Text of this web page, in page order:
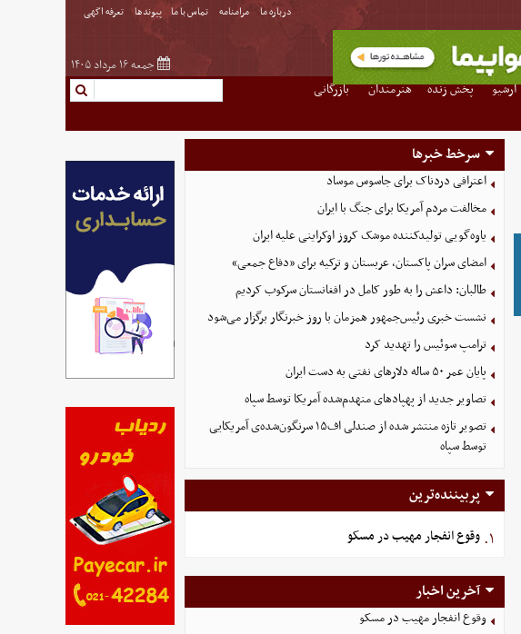
درباره ما مرامنامه تماس با ما پیوندها تعرفه اگهی
جمعه ۱۶ مرداد ۱۴۰۵
آرشیو پخش زنده هنرمندان
بازرگانی
سرخط خبرها
اعترافی دردناک برای جاسوس موساد
مخالفت مردم آمریکا برای جنگ با ایران
یاوه‌گویی تولیدکننده موشک کروز اوکراینی علیه ایران
امضای سران پاکستان، عربستان و ترکیه برای «دفاع جمعی»
طالبان: داعش را به طور کامل در افغانستان سرکوب کردیم
نشست خبری رئیس‌جمهور همزمان با روز خبرنگار برگزار می‌شود
ترامپ سوئیس را تهدید کرد
پایان عمر ۵۰ ساله دلارهای نفتی به دست ایران
تصاویر جدید از پهپادهای منهدم‌شده آمریکا توسط سپاه
تصویر تازه منتشر شده از صندلی اف۱۵ سرنگون‌شده‌ی آمریکایی
توسط سپاه
پربیننده‌ترین
۱. وقوع انفجار مهیب در مسکو
آخرین اخبار
وقوع انفجار مهیب در مسکو